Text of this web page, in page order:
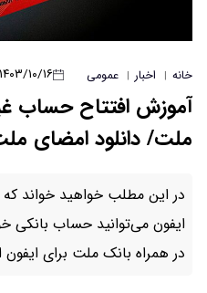
خانه | اخبار | عمومی ۱۴۰۳/۱۰/۱۶ ۱۴:۴۴:۱۹
آموزش افتتاح حساب
ملت/ دانلود امضای
در این مطلب خواهید خواند
ایفون می‌توانید حساب بانکی
در همراه بانک ملت برای ایفون